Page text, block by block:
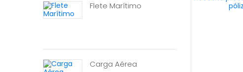
Flete Marítimo
Carga Aérea